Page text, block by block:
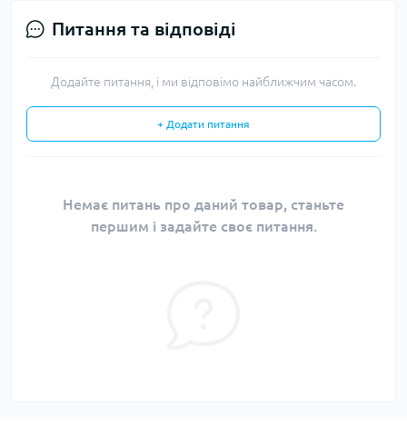
Питання та відповіді
Додайте питання, і ми відповімо найближчим часом.
+ Додати питання
Немає питань про даний товар, станьте
першим і задайте своє питання.